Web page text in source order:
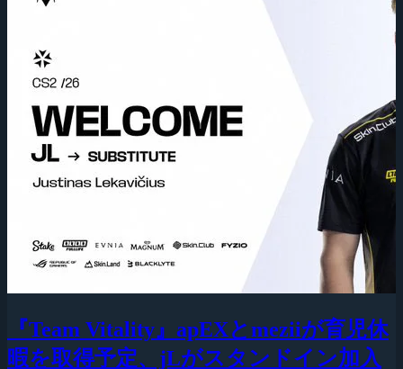
『Team Vitality』apEXとmeziiが育児休
暇を取得予定、jLがスタンドイン加入